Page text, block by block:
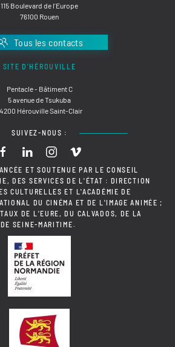
115 Boulevard de l'Europe
76100 Rouen
Tous les contacts
SITE D'HÉROUVILLE
Pentacle - Bâtiment C
5 avenue de Tsukuba
Hérouville Saint-Clair
SUIVEZ-NOUS :
ET SOUTENUE PAR LE CONSEIL
DES SERVICES DE L'ÉTAT : DIRECTION
CULTURELLES ET L'ACADÉMIE DE
DU CINÉMA ET DE L'IMAGE ANIMÉE ;
DE L'EURE, DU CALVADOS, DE LA
SEINE-MARITIME.